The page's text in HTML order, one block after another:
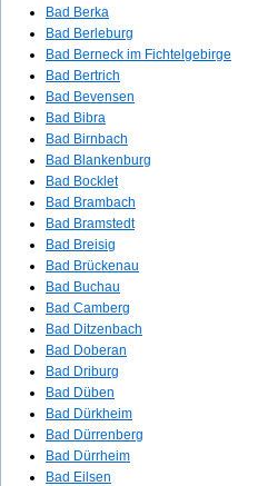
Bad Berka
Bad Berleburg
Bad Berneck im Fichtelgebirge
Bad Bertrich
Bad Bevensen
Bad Bibra
Bad Birnbach
Bad Blankenburg
Bad Bocklet
Bad Brambach
Bad Bramstedt
Bad Breisig
Bad Brückenau
Bad Buchau
Bad Camberg
Bad Ditzenbach
Bad Doberan
Bad Driburg
Bad Düben
Bad Dürkheim
Bad Dürrenberg
Bad Dürrheim
Bad Eilsen